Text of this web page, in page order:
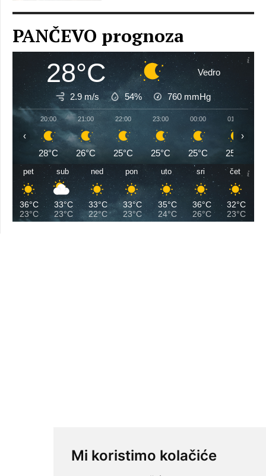
Mi koristimo kolačiće
PANČEVO prognoza
28°C Vedro
2.9 m/s 54% 760 mmHg
20:00
28°C
21:00
26°C
22:00
25°C
23:00
25°C
00:00
25°C
01:00
25°C
‹ ›
pet
36°C
23°C
sub
33°C
23°C
ned
33°C
22°C
pon
33°C
23°C
uto
35°C
24°C
sri
36°C
26°C
čet
32°C
23°C